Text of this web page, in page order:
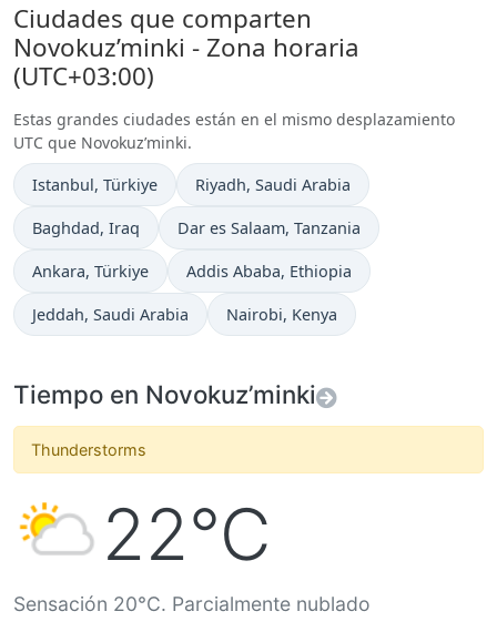
Ciudades que comparten
Novokuz’minki - Zona horaria
(UTC+03:00)
Estas grandes ciudades están en el mismo desplazamiento
UTC que Novokuz’minki.
Hora actual en
Istanbul, Türkiye Hora actual en
Riyadh, Saudi Arabia
Hora actual en
Baghdad, Iraq Hora actual en
Dar es Salaam, Tanzania
Hora actual en
Ankara, Türkiye Hora actual en
Addis Ababa, Ethiopia
Hora actual en
Jeddah, Saudi Arabia Hora actual en
Nairobi, Kenya
Tiempo en Novokuz’minki
Thunderstorms
22°C
Sensación 20°C. Parcialmente nublado